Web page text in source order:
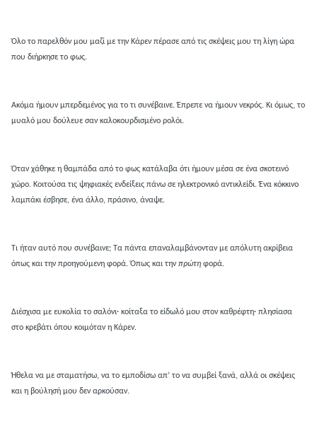
Όλο το παρελθόν μου μαζί με την Κάρεν πέρασε από τις σκέψεις μου τη λίγη ώρα
που διήρκησε το φως.
Ακόμα ήμουν μπερδεμένος για το τι συνέβαινε. Έπρεπε να ήμουν νεκρός. Κι όμως, το
μυαλό μου δούλευε σαν καλοκουρδισμένο ρολόι.
Όταν χάθηκε η θαμπάδα από το φως κατάλαβα ότι ήμουν μέσα σε ένα σκοτεινό
χώρο. Κοιτούσα τις ψηφιακές ενδείξεις πάνω σε ηλεκτρονικό αντικλείδι. Ένα κόκκινο
λαμπάκι έσβησε, ένα άλλο, πράσινο, άναψε.
Τι ήταν αυτό που συνέβαινε; Τα πάντα επαναλαμβάνονταν με απόλυτη ακρίβεια
όπως και την προηγούμενη φορά. Όπως και την πρώτη φορά.
Διέσχισα με ευκολία το σαλόνι· κοίταξα το είδωλό μου στον καθρέφτη· πλησίασα
στο κρεβάτι όπου κοιμόταν η Κάρεν.
Ήθελα να με σταματήσω, να το εμποδίσω απ’ το να συμβεί ξανά, αλλά οι σκέψεις
και η βούλησή μου δεν αρκούσαν.